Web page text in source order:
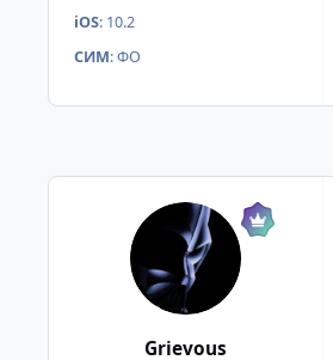
iOS: 10.2
СИМ:ФО
Grievous